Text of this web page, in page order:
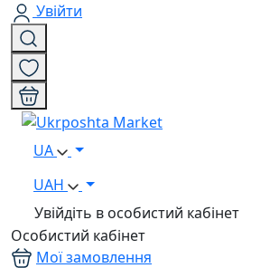
Увійти
UA
UAH
Увійдіть в особистий кабінет
Особистий кабінет
Мої замовлення